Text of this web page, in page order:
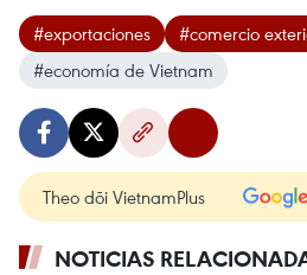
#exportaciones
#comercio
#economía de Vietnam
Theo dõi VietnamPlus
NOTICIAS